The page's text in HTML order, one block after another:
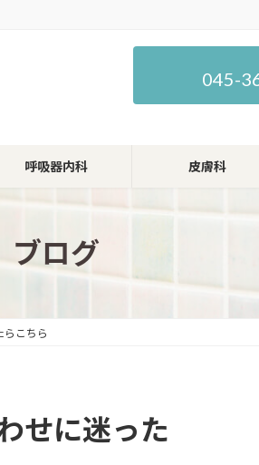
045-
呼吸器内科 皮膚科
ブログ
らこちら
せに迷った